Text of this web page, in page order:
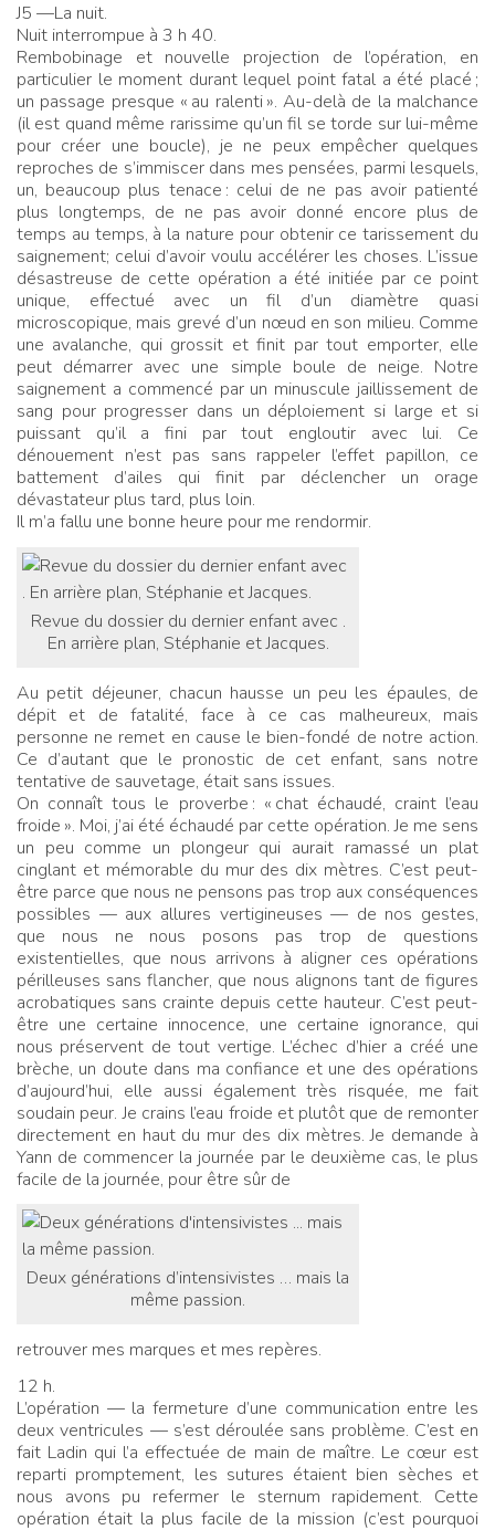
J5 —La nuit.
Nuit interrompue à 3 h 40.
Rembobinage et nouvelle projection de l’opération, en
particulier le moment durant lequel point fatal a été placé ;
un passage presque « au ralenti ». Au-delà de la malchance
(il est quand même rarissime qu’un fil se torde sur lui-même
pour créer une boucle), je ne peux empêcher quelques
reproches de s’immiscer dans mes pensées, parmi lesquels,
un, beaucoup plus tenace : celui de ne pas avoir patienté
plus longtemps, de ne pas avoir donné encore plus de
temps au temps, à la nature pour obtenir ce tarissement du
saignement; celui d’avoir voulu accélérer les choses. L’issue
désastreuse de cette opération a été initiée par ce point
unique, effectué avec un fil d’un diamètre quasi
microscopique, mais grevé d’un nœud en son milieu. Comme
une avalanche, qui grossit et finit par tout emporter, elle
peut démarrer avec une simple boule de neige. Notre
saignement a commencé par un minuscule jaillissement de
sang pour progresser dans un déploiement si large et si
puissant qu’il a fini par tout engloutir avec lui. Ce
dénouement n’est pas sans rappeler l’effet papillon, ce
battement d’ailes qui finit par déclencher un orage
dévastateur plus tard, plus loin.
Il m’a fallu une bonne heure pour me rendormir.
Revue du dossier du dernier enfant avec .
En arrière plan, Stéphanie et Jacques.
Au petit déjeuner, chacun hausse un peu les épaules, de
dépit et de fatalité, face à ce cas malheureux, mais
personne ne remet en cause le bien-fondé de notre action.
Ce d’autant que le pronostic de cet enfant, sans notre
tentative de sauvetage, était sans issues.
On connaît tous le proverbe : « chat échaudé, craint l’eau
froide ». Moi, j’ai été échaudé par cette opération. Je me sens
un peu comme un plongeur qui aurait ramassé un plat
cinglant et mémorable du mur des dix mètres. C’est peut-
être parce que nous ne pensons pas trop aux conséquences
possibles — aux allures vertigineuses — de nos gestes,
que nous ne nous posons pas trop de questions
existentielles, que nous arrivons à aligner ces opérations
périlleuses sans flancher, que nous alignons tant de figures
acrobatiques sans crainte depuis cette hauteur. C’est peut-
être une certaine innocence, une certaine ignorance, qui
nous préservent de tout vertige. L’échec d’hier a créé une
brèche, un doute dans ma confiance et une des opérations
d’aujourd’hui, elle aussi également très risquée, me fait
soudain peur. Je crains l’eau froide et plutôt que de remonter
directement en haut du mur des dix mètres. Je demande à
Yann de commencer la journée par le deuxième cas, le plus
facile de la journée, pour être sûr de
Deux générations d’intensivistes … mais la
même passion.
retrouver mes marques et mes repères.
12 h.
L’opération — la fermeture d’une communication entre les
deux ventricules — s’est déroulée sans problème. C’est en
fait Ladin qui l’a effectuée de main de maître. Le cœur est
reparti promptement, les sutures étaient bien sèches et
nous avons pu refermer le sternum rapidement. Cette
opération était la plus facile de la mission (c’est pourquoi